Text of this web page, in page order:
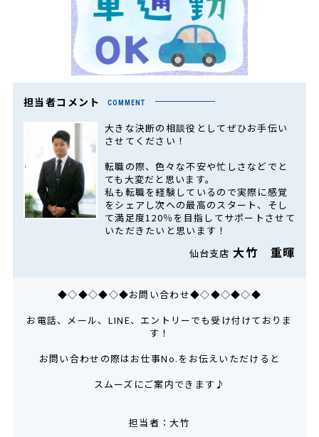
担当者コメント COMMENT
大きな決断の相談役としてぜひお手伝い
させてください！
転職の際、色々な不安や忙しさなどでと
ても大変だと思います。
私も転職を経験しているので実際に感覚
をシェアし次への最高のスタート、そし
て満足度120％を目指してサポートさせて
いただきたいと思います！
仙台支店大竹 重暉
◆◇◆◇◆◇◆お問い合わせ◆◇◆◇◆◇◆
お電話、メール、LINE、エントリーでも受け付けておりま
す！
お問い合わせの際はお仕事No.をお伝えいただけると
スムーズにご案内できます♪
担当者：大竹